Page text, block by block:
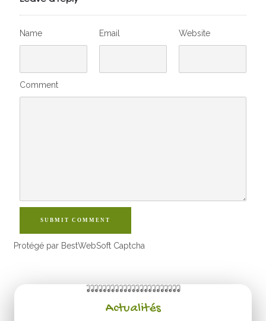
Name Email Website
Comment
SUBMIT COMMENT
Protégé par BestWebSoft Captcha
Actualités